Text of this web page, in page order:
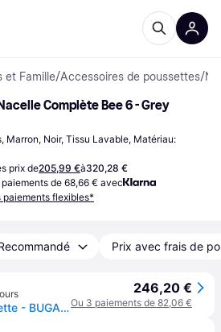
et Famille/Accessoires de poussettes/
Complète Bee 6 - Grey
Marron, Noir, Tissu Lavable, Matériau:
prix de205,99 €à320,28 €
de 68,66 € avec
paiements flexibles*
Prix avec frais de
Nacelle pour poussette - BUGABOO - Bee6 - Gris - Fenêtre daération et adaptateurs plus hauts
246,20 €
Ou 3 paiements de 82,06 €